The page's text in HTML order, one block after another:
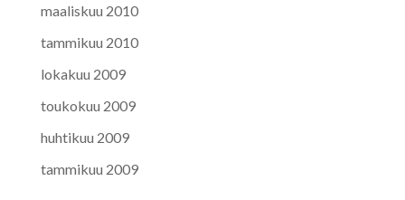
maaliskuu 2010
tammikuu 2010
lokakuu 2009
toukokuu 2009
huhtikuu 2009
tammikuu 2009